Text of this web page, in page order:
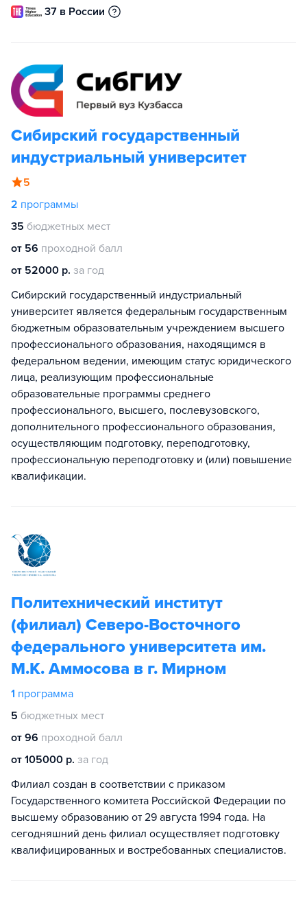
37 в России
Сибирский государственный
индустриальный университет
5
2 программы
35 бюджетных мест
от 56 проходной балл
от 52000 р. за год
Сибирский государственный индустриальный
университет является федеральным государственным
бюджетным образовательным учреждением высшего
профессионального образования, находящимся в
федеральном ведении, имеющим статус юридического
лица, реализующим профессиональные
образовательные программы среднего
профессионального, высшего, послевузовского,
дополнительного профессионального образования,
осуществляющим подготовку, переподготовку,
профессиональную переподготовку и (или) повышение
квалификации.
Политехнический институт
(филиал) Северо-Восточного
федерального университета им.
М.К. Аммосова в г. Мирном
1 программа
5 бюджетных мест
от 96 проходной балл
от 105000 р. за год
Филиал создан в соответствии с приказом
Государственного комитета Российской Федерации по
высшему образованию от 29 августа 1994 года. На
сегодняшний день филиал осуществляет подготовку
квалифицированных и востребованных специалистов.